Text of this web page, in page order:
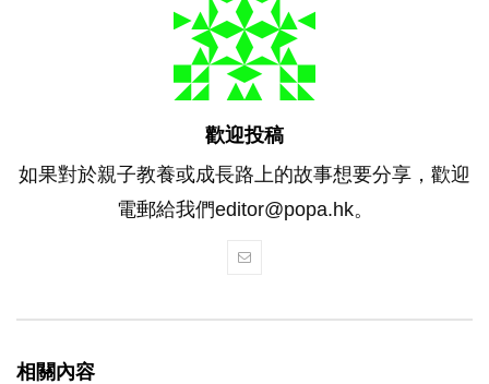
歡迎投稿
如果對於親子教養或成長路上的故事想要分享，歡迎
電郵給我們editor@popa.hk。
相關內容